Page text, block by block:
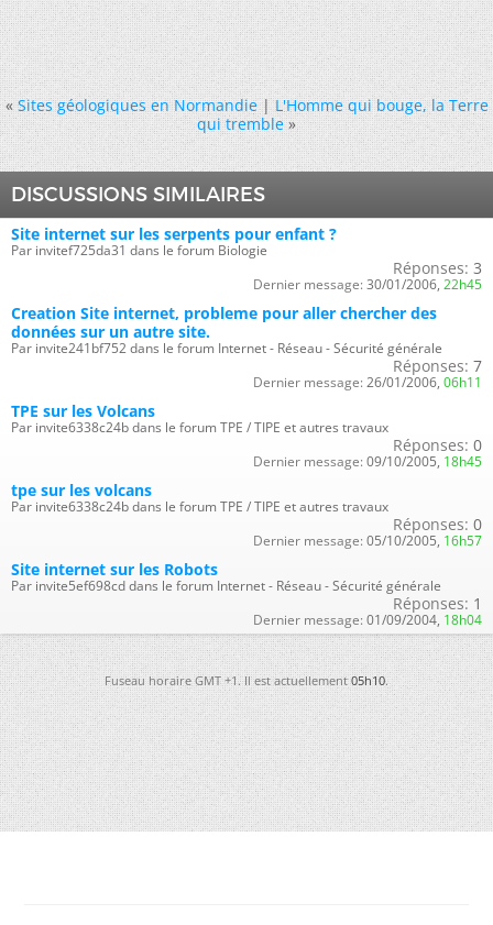
« Sites géologiques en Normandie|L'Homme qui bouge, la Terre
qui tremble »
DISCUSSIONS SIMILAIRES
Site internet sur les serpents pour enfant ?
Par invitef725da31 dans le forum Biologie
Réponses: 3
Dernier message: 30/01/2006, 22h45
Creation Site internet, probleme pour aller chercher des
données sur un autre site.
Par invite241bf752 dans le forum Internet - Réseau - Sécurité générale
Réponses: 7
Dernier message: 26/01/2006, 06h11
TPE sur les Volcans
Par invite6338c24b dans le forum TPE / TIPE et autres travaux
Réponses: 0
Dernier message: 09/10/2005, 18h45
tpe sur les volcans
Par invite6338c24b dans le forum TPE / TIPE et autres travaux
Réponses: 0
Dernier message: 05/10/2005, 16h57
Site internet sur les Robots
Par invite5ef698cd dans le forum Internet - Réseau - Sécurité générale
Réponses: 1
Dernier message: 01/09/2004, 18h04
Fuseau horaire GMT +1. Il est actuellement05h10.